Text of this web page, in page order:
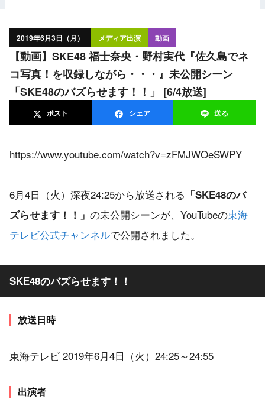
2019年6月3日（月） メディア出演 動画
【動画】SKE48 福士奈央・野村実代『佐久島でネ
コ写真！を収録しながら・・・』未公開シーン
「SKE48のバズらせます！！」 [6/4放送]
ポスト シェア 送る
https://www.youtube.com/watch?v=zFMJWOeSWPY
6月4日（火）深夜24:25から放送される 「SKE48のバ
ズらせます！！」 の未公開シーンが、YouTubeの東海
テレビ公式チャンネルで公開されました。
SKE48のバズらせます！！
放送日時
東海テレビ 2019年6月4日（火）24:25～24:55
出演者